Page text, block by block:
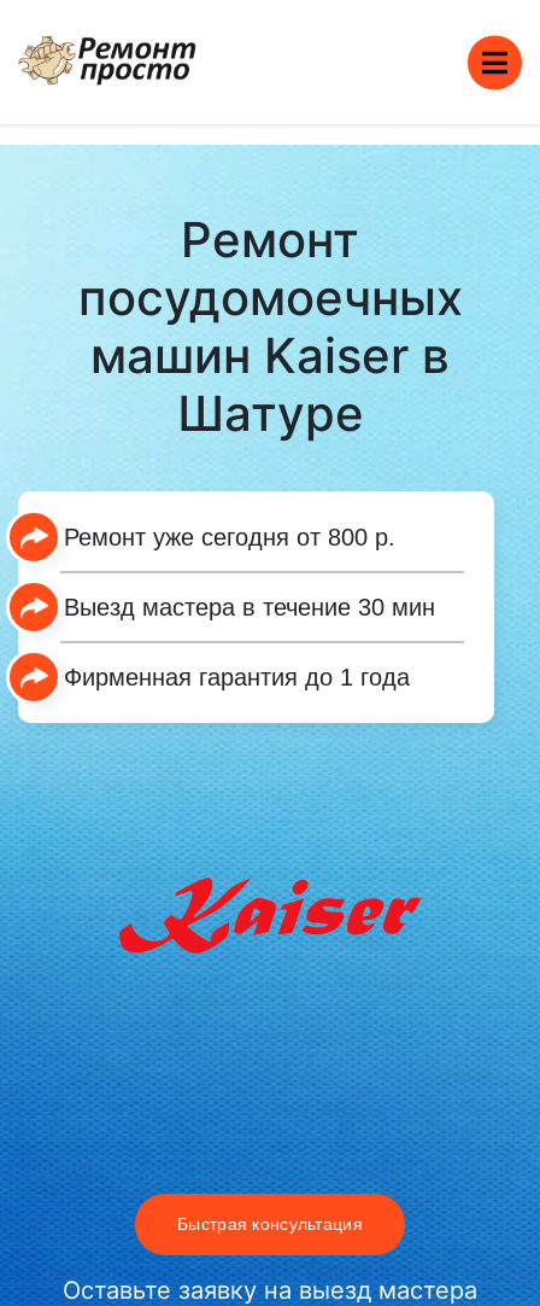
Ремонт
посудомоечных
машин Kaiser в
Шатуре
Ремонт уже сегодня от 800 р.
Выезд мастера в течение 30 мин
Фирменная гарантия до 1 года
Быстрая консультация
Оставьте заявку на выезд мастера